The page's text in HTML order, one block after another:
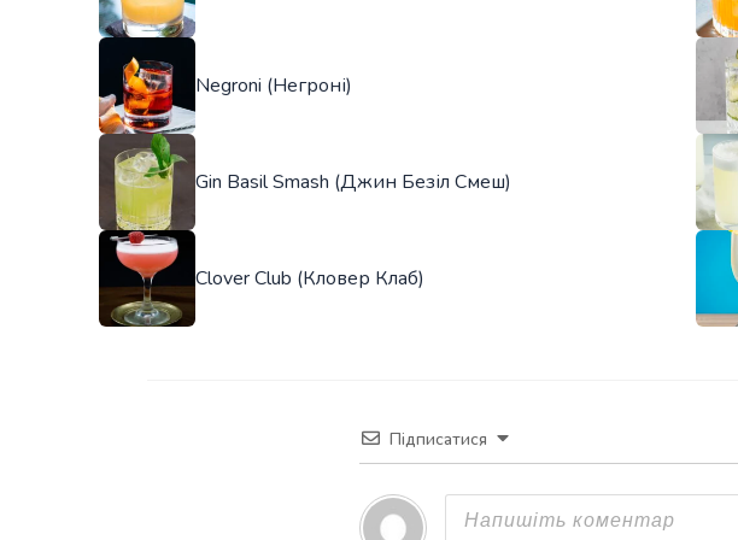
Negroni (Негроні)
Gin Basil Smash (Джин Безіл Смеш)
Clover Club (Кловер Клаб)
Підписатися